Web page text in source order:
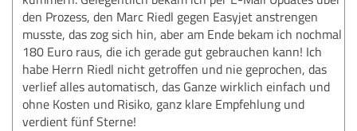
den Prozess, den Marc Riedl gegen Easyjet anstrengen
musste, das zog sich hin, aber am Ende bekam ich nochmal
180 Euro raus, die ich gerade gut gebrauchen kann! Ich
habe Herrn Riedl nicht getroffen und nie geprochen, das
verlief alles automatisch, das Ganze wirklich einfach und
ohne Kosten und Risiko, ganz klare Empfehlung und
verdient fünf Sterne!